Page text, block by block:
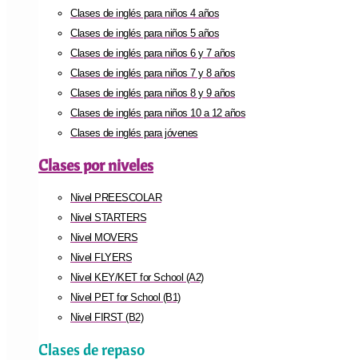
Clases de inglés para niños 4 años
Clases de inglés para niños 5 años
Clases de inglés para niños 6 y 7 años
Clases de inglés para niños 7 y 8 años
Clases de inglés para niños 8 y 9 años
Clases de inglés para niños 10 a 12 años
Clases de inglés para jóvenes
Clases por niveles
Nivel PREESCOLAR
Nivel STARTERS
Nivel MOVERS
Nivel FLYERS
Nivel KEY/KET for School (A2)
Nivel PET for School (B1)
Nivel FIRST (B2)
Clases de repaso